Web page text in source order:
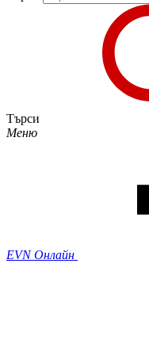
Търси
Меню
EVN Онлайн